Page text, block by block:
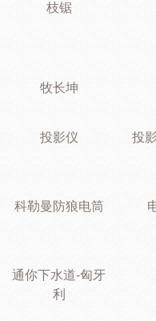
枝锯
牧长坤
投影仪 投
科勒曼防狼电筒
通你下水道-匈牙
利